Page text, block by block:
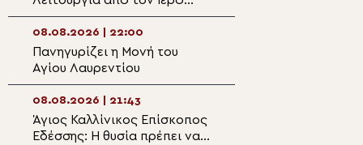
Ναό Αγίου Γεωργίου
Παπάγου – Ψάλλει η
Ελληνική Βυζαντινή Χορωδία
(ΒΙΝΤΕΟ)
08.08.2026 | 22:00
Πανηγυρίζει η Μονή του
Αγίου Λαυρεντίου
08.08.2026 | 21:43
Άγιος Καλλίνικος Επίσκοπος
Εδέσσης: Η θυσία πρέπει να